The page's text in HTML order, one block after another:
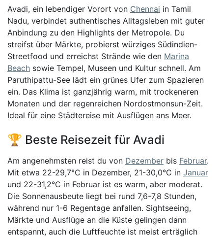
Avadi, ein lebendiger Vorort von Chennai in Tamil
Nadu, verbindet authentisches Alltagsleben mit guter
Anbindung zu den Highlights der Metropole. Du
streifst über Märkte, probierst würziges Südindien-
Streetfood und erreichst Strände wie den Marina
Beach sowie Tempel, Museen und Kultur schnell. Am
Paruthipattu-See lädt ein grünes Ufer zum Spazieren
ein. Das Klima ist ganzjährig warm, mit trockeneren
Monaten und der regenreichen Nordostmonsun-Zeit.
Ideal für eine Städtereise mit Ausflügen ans Meer.
🏆 Beste Reisezeit für Avadi
Am angenehmsten reist du von Dezember bis Februar.
Mit etwa 22-29,7°C in Dezember, 21-30,0°C in Januar
und 22-31,2°C in Februar ist es warm, aber moderat.
Die Sonnenausbeute liegt bei rund 7,6-7,8 Stunden,
während nur 1-6 Regentage anfallen. Sightseeing,
Märkte und Ausflüge an die Küste gelingen dann
entspannt, auch die Luftfeuchte ist meist erträglich